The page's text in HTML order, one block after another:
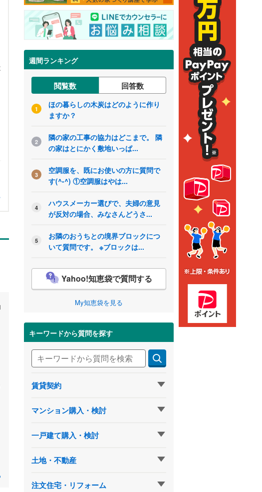
週間ランキング
閲覧数 回答数
1
ほの暮らしの木炭はどのように作り
ますか？
2
隣の家の工事の協力はどこまで。 隣
の家はとにかく敷地いっぱ...
3
空調服を、既にお使いの方に質問で
す(^-^) ①空調服はやは...
4
ハウスメーカー選びで、夫婦の意見
が反対の場合、みなさんどうさ...
5
お隣のおうちとの境界ブロックにつ
いて質問です。 ※ブロックは...
Yahoo!知恵袋で質問する
My知恵袋を見る
キーワードから質問を探す
賃貸契約
マンション購入・検討
一戸建て購入・検討
土地・不動産
注文住宅・リフォーム